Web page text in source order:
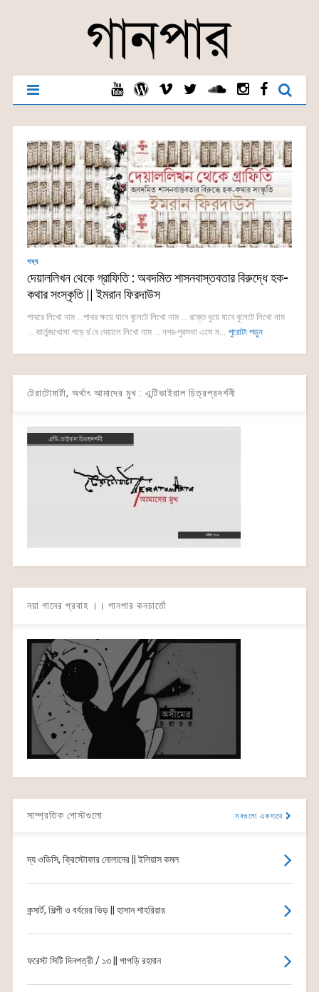
গদ্য
দেয়াললিখন থেকে গ্রাফিতি : অবদমিত শাসনবাস্তবতার বিরুদ্ধে হক-
কথার সংস্কৃতি || ইমরান ফিরদাউস
পাথরে লিখো নাম ...পাথর ক্ষয়ে যাবে বুলেটে লিখো নাম ... রক্তে ধুয়ে যাবে বুলেটে লিখো নাম
... কার্তুজখোসা পড়ে র’বে দেয়ালে লিখো নাম ... নগর-পুরসভা এসে ম... পুরোটা পড়ুন
টেরাটোমার্টা, অর্থাৎ আমাদের মুখ : এন্টিভাইরাল চিত্রপ্রদর্শনী
নয়া গানের প্রবাহ ।। গানপার কনচার্তো
সাম্প্রতিক পোস্টগুলো সবগুলো একসাথে
দ্য ওডিসি, ক্রিস্টোফার নোলানের || ইলিয়াস কমল
কন্সার্ট, শিল্পী ও বর্বরের ভিড় || হাসান শাহরিয়ার
ফরেস্ট সিটি দিনপত্রী / ১৩ || পাপড়ি রহমান